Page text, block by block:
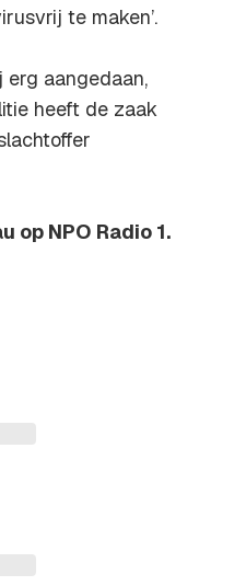
te maken’.
aangedaan,
heeft de zaak
op NPO Radio 1.